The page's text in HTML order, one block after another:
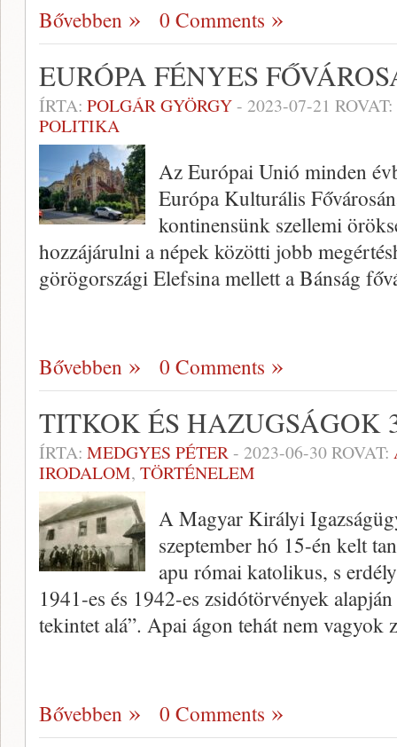
Bővebben 0 Comments
EURÓPA FÉNYES
ÍRTA: POLGÁR GYÖRGY- 2023-07-21 ROVAT:
POLITIKA
Az Európai Unió minden
Európa Kulturális
kontinensünk szellemi
hozzájárulni a népek közötti jobb
görögországi Elefsina mellett a Bánság
Bővebben 0 Comments
TITKOK ÉS HAZUGSÁGOK
ÍRTA: MEDGYES PÉTER- 2023-06-30ROVAT:
IRODALOM, TÖRTÉNELEM
A Magyar Királyi
szeptember hó 15-én kelt
apu római katolikus, s
1941-es és 1942-es zsidótörvények
tekintet alá”. Apai ágon tehát nem vagyok
Bővebben 0 Comments